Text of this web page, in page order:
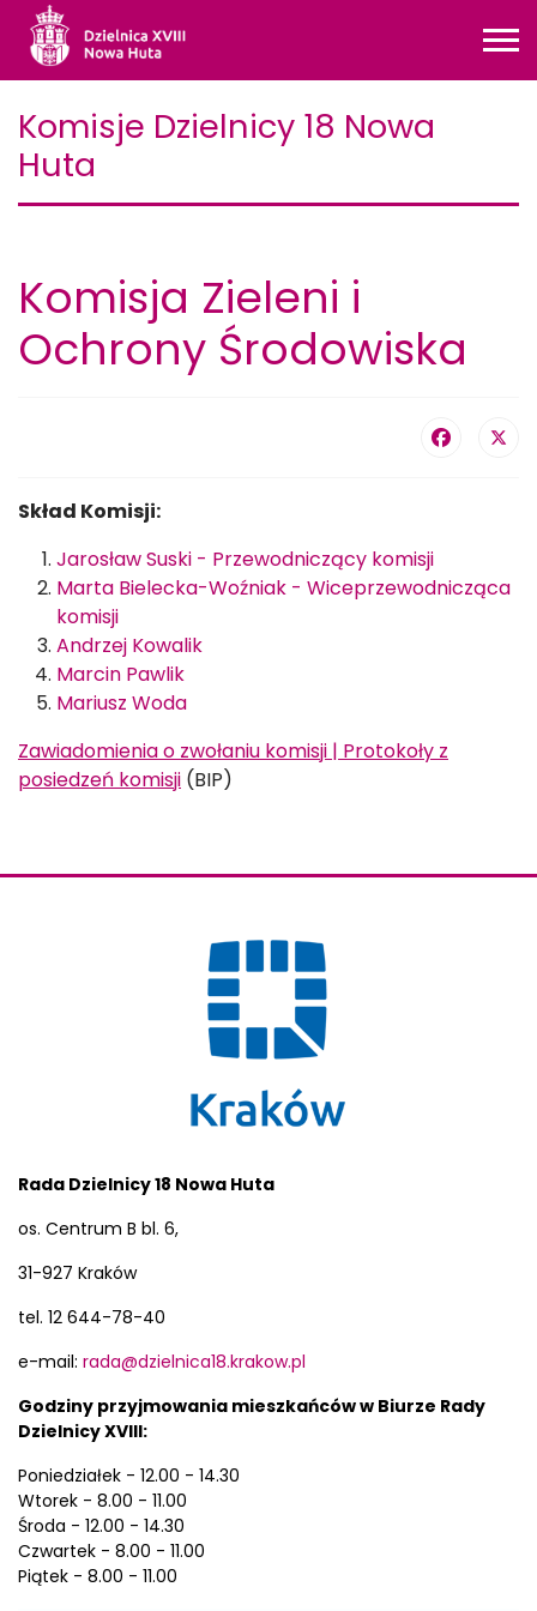
Komisje Dzielnicy 18 Nowa
Huta
Komisja Zieleni i
Ochrony Środowiska
Skład Komisji:
Jarosław Suski - Przewodniczący komisji
Marta Bielecka-Woźniak - Wiceprzewodnicząca
komisji
Andrzej Kowalik
Marcin Pawlik
Mariusz Woda
Zawiadomienia o zwołaniu komisji | Protokoły z
posiedzeń komisji (BIP)
Rada Dzielnicy 18 Nowa Huta
os. Centrum B bl. 6,
31-927 Kraków
tel. 12 644-78-40
e-mail: rada@dzielnica18.krakow.pl
Godziny przyjmowania mieszkańców w Biurze Rady
Dzielnicy XVIII:
Poniedziałek - 12.00 - 14.30
Wtorek - 8.00 - 11.00
Środa - 12.00 - 14.30
Czwartek - 8.00 - 11.00
Piątek - 8.00 - 11.00